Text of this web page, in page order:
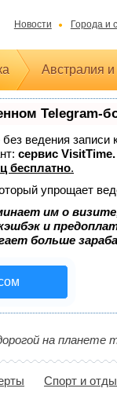
Новости Города и
Австралия
Telegram-
ведения
сервис VisitTime.
бесплатно.
упрощает
им о
и
больше
на планете
Спорт и